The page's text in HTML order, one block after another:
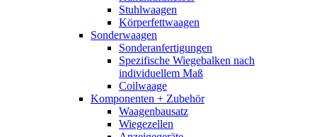
Stuhlwaagen
Körperfettwaagen
Sonderwaagen
Sonderanfertigungen
Spezifische Wiegebalken nach
individuellem Maß
Coilwaage
Komponenten + Zubehör
Waagenbausatz
Wiegezellen